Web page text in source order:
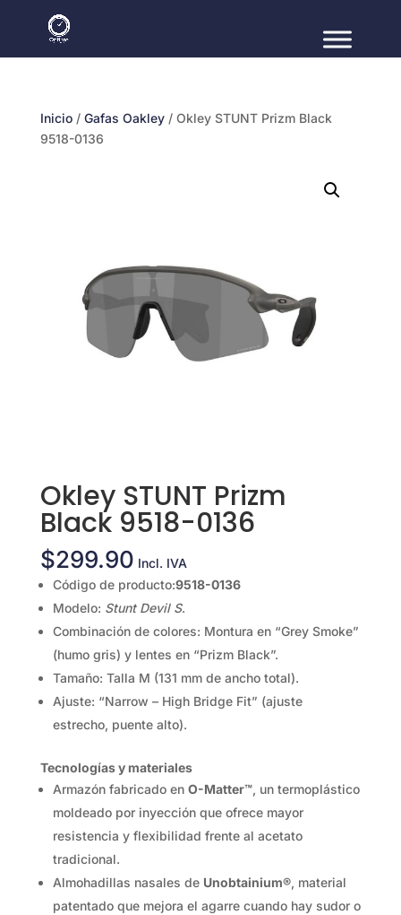
Inicio/ Gafas Oakley/ Okley STUNT Prizm Black
9518-0136
Okley STUNT Prizm
Black 9518-0136
$299.90 Incl. IVA
Código de producto:9518-0136
Modelo: Stunt Devil S.
Combinación de colores: Montura en “Grey Smoke”
(humo gris) y lentes en “Prizm Black”.
Tamaño: Talla M (131 mm de ancho total).
Ajuste: “Narrow – High Bridge Fit” (ajuste
estrecho, puente alto).
Tecnologías y materiales
Armazón fabricado en O-Matter™, un termoplástico
moldeado por inyección que ofrece mayor
resistencia y flexibilidad frente al acetato
tradicional.
Almohadillas nasales de Unobtainium®, material
patentado que mejora el agarre cuando hay sudor o